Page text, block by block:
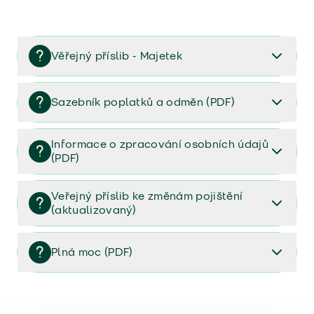
Věřejný příslib - Majetek
Věřejný příslib majetek 2023
Sazebník poplatků a odměn (PDF)
Sazebník poplatků a odměn (PDF)
Informace o zpracování osobních údajů
(PDF)
Informace o zpracování osobních údajů (PDF)
Veřejný příslib ke změnám pojištění
(aktualizovaný)
Veřejný příslib ke změnám pojištění (aktualizovaný)
Plná moc (PDF)